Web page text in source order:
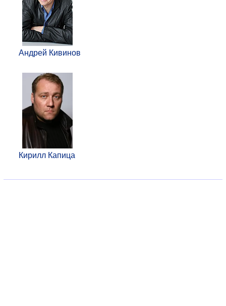
Андрей Кивинов
Кирилл Капица